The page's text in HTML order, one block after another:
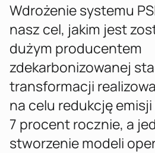
Wdrożenie systemu
nasz cel, jakim jest
dużym producentem
zdekarbonizowanej
transformacji
na celu redukcję emisji
7 procent rocznie, a
stworzenie modeli